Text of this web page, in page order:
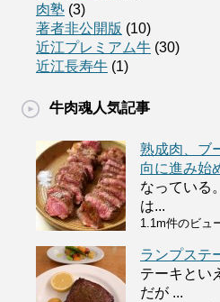
肉塾 (3)
著者非公開版 (10)
近江プレミアム牛 (30)
近江長寿牛 (1)
牛肉魂人気記事
熟成肉、ブ
向に進み始
なっている
は...
1.1m件のビュ
ランプステ
テーキとい
だが ...